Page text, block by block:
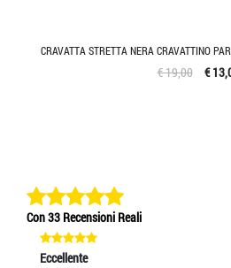
CRAVATTA STRETTA NERA CRAVATTINO
€ 19,00 €
Con 33 Recensioni Reali
Eccellente
Eccellente